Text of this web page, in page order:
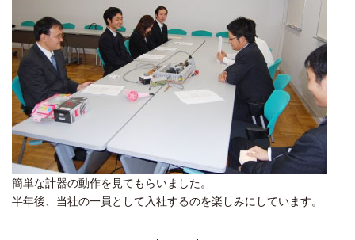
簡単な計器の動作を見てもらいました。
半年後、当社の一員として入社するのを楽しみにしています。